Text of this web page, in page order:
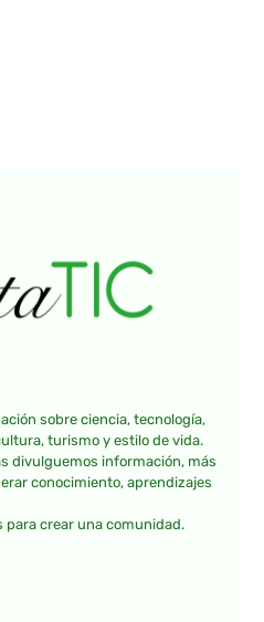
sobre ciencia, tecnología,
turismo y estilo de vida.
divulguemos información, más
conocimiento, aprendizajes
para crear una comunidad.